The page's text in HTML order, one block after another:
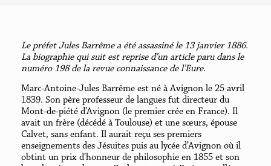
Le préfet Jules Barrême a été assassiné le 13 janvier 1886.
La biographie qui suit est reprise d’un article paru dans le
numéro 198 de la revue connaissance de l’Eure.
Marc-Antoine-Jules Barrême est né à Avignon le 25 avril
1839. Son père professeur de langues fut directeur du
Mont-de-piété d’Avignon (le premier crée en France). Il
avait un frère (décédé à Toulouse) et une sœurs, épouse
Calvet, sans enfant. Il aurait reçu ses premiers
enseignements des Jésuites puis au lycée d’Avignon où il
obtint un prix d’honneur de philosophie en 1855 et son